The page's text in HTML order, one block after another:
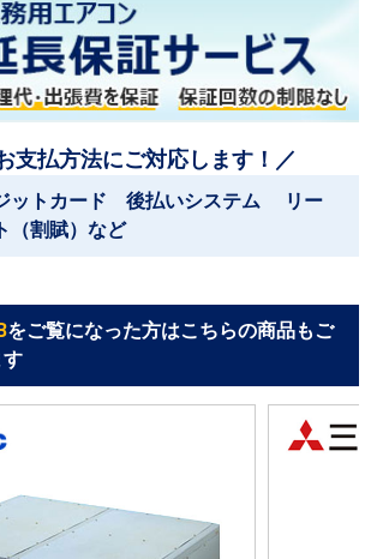
支払方法にご対応します！／
ットカード 後払いシステム リー
割賦）など
をご覧になった方はこちらの商品もご